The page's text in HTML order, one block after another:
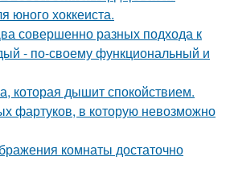
юного хоккеиста.
совершенно разных подхода к
- по-своему функциональный и
которая дышит спокойствием.
фартуков, в которую невозможно
комнаты достаточно